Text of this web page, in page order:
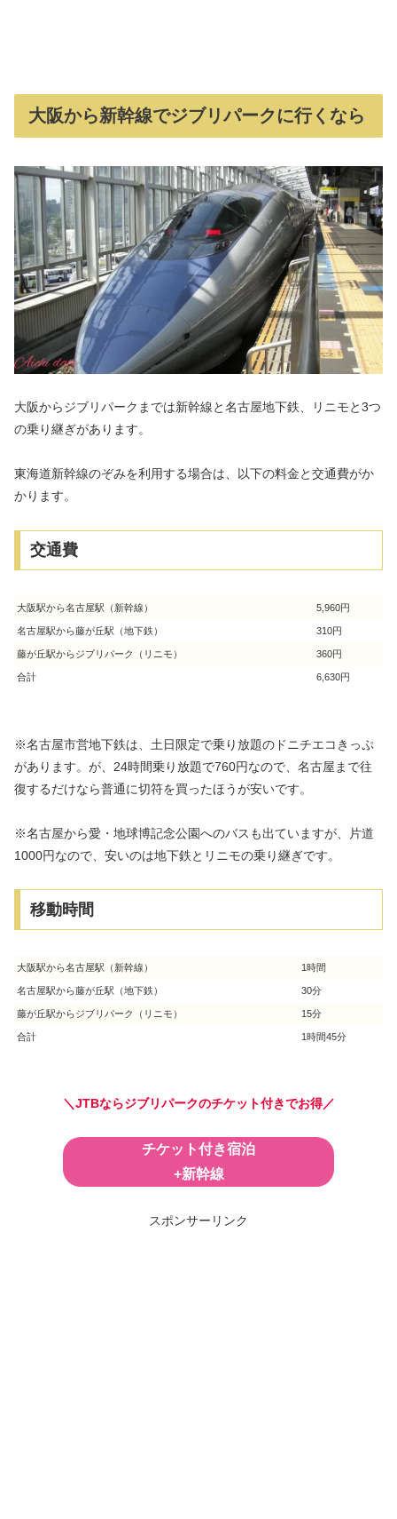
大阪から新幹線でジブリパークに行くなら
大阪からジブリパークまでは新幹線と名古屋地下鉄、リニモと3つ
の乗り継ぎがあります。
東海道新幹線のぞみを利用する場合は、以下の料金と交通費がか
かります。
交通費
大阪駅から名古屋駅（新幹線） 5,960円
名古屋駅から藤が丘駅（地下鉄） 310円
藤が丘駅からジブリパーク（リニモ） 360円
合計 6,630円
※名古屋市営地下鉄は、土日限定で乗り放題のドニチエコきっぷ
があります。が、24時間乗り放題で760円なので、名古屋まで往
復するだけなら普通に切符を買ったほうが安いです。
※名古屋から愛・地球博記念公園へのバスも出ていますが、片道
1000円なので、安いのは地下鉄とリニモの乗り継ぎです。
移動時間
大阪駅から名古屋駅（新幹線） 1時間
名古屋駅から藤が丘駅（地下鉄） 30分
藤が丘駅からジブリパーク（リニモ） 15分
合計 1時間45分
＼JTBならジブリパークのチケット付きでお得／
チケット付き宿泊
+新幹線
スポンサーリンク